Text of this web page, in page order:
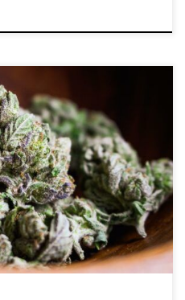
pąków marihuany? Pomyśl
możesz ją zjeść, ale nigdy nie
kawałek prosto z pieca.
konopi. Nie są zupełnie
pożądanego doświadczenia.
[…]